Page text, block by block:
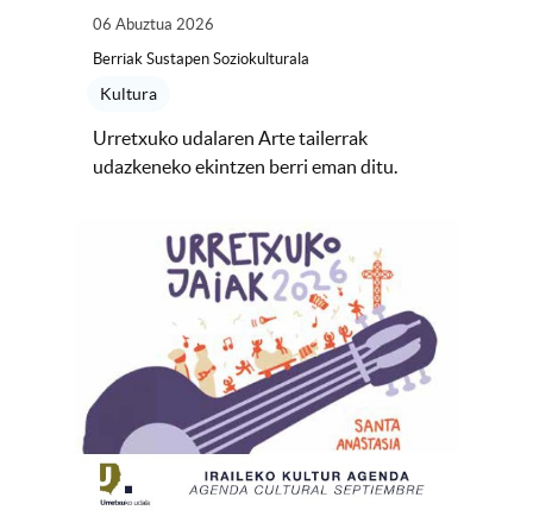
06 Abuztua 2026
Berriak Sustapen Soziokulturala
Kultura
Urretxuko udalaren Arte tailerrak
udazkeneko ekintzen berri eman ditu.